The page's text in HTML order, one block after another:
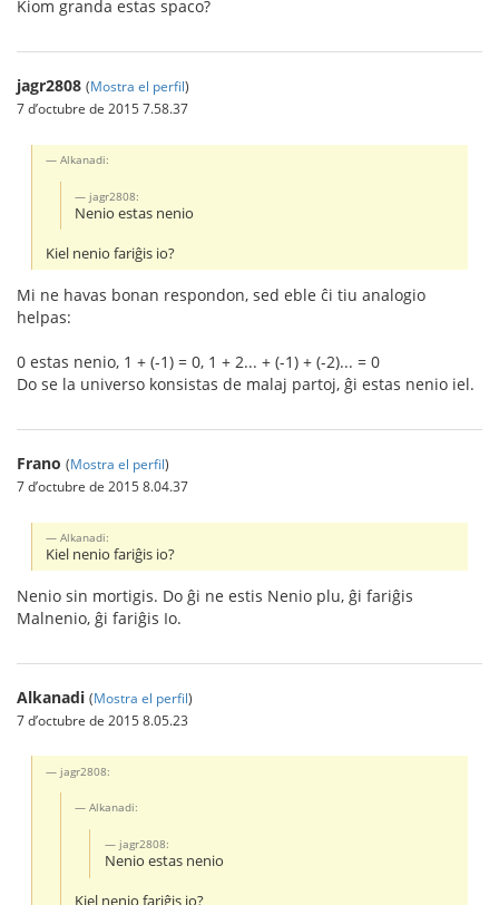
Kiom granda estas spaco?
jagr2808 (Mostra el perfil)
7 d’octubre de 2015 7.58.37
Alkanadi:
jagr2808:
Nenio estas nenio
Kiel nenio fariĝis io?
Mi ne havas bonan respondon, sed eble ĉi tiu analogio
helpas:
0 estas nenio, 1 + (-1) = 0, 1 + 2... + (-1) + (-2)... = 0
Do se la universo konsistas de malaj partoj, ĝi estas nenio iel.
Frano (Mostra el perfil)
7 d’octubre de 2015 8.04.37
Alkanadi:
Kiel nenio fariĝis io?
Nenio sin mortigis. Do ĝi ne estis Nenio plu, ĝi fariĝis
Malnenio, ĝi fariĝis Io.
Alkanadi (Mostra el perfil)
7 d’octubre de 2015 8.05.23
jagr2808:
Alkanadi:
jagr2808:
Nenio estas nenio